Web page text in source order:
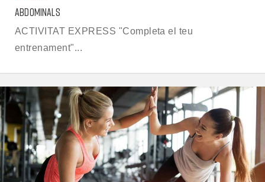
ABDOMINALS
ACTIVITAT EXPRESS "Completa el teu
entrenament"...